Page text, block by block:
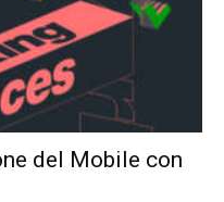
del Mobile con